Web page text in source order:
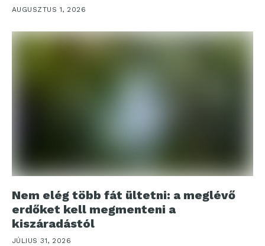
AUGUSZTUS 1, 2026
Nem elég több fát ültetni: a meglévő
erdőket kell megmenteni a
kiszáradástól
JÚLIUS 31, 2026